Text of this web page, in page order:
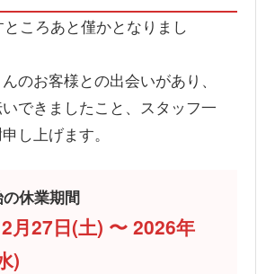
ころあと僅かとなりまし
のお客様との出会いがあり、
できましたこと、スタッフ一
し上げます。
休業期間
月27日(土) 〜 2026年
)